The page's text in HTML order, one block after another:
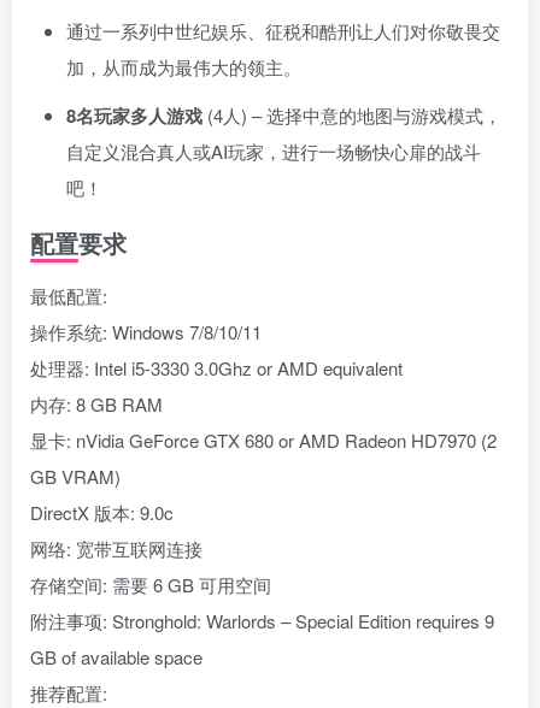
通过一系列中世纪娱乐、征税和酷刑让人们对你敬畏交
加，从而成为最伟大的领主。
8名玩家多人游戏 (4人) – 选择中意的地图与游戏模式，
自定义混合真人或AI玩家，进行一场畅快心扉的战斗
吧！
配置要求
最低配置:
操作系统: Windows 7/8/10/11
处理器: Intel i5-3330 3.0Ghz or AMD equivalent
内存: 8 GB RAM
显卡: nVidia GeForce GTX 680 or AMD Radeon HD7970 (2
GB VRAM)
DirectX 版本: 9.0c
网络: 宽带互联网连接
存储空间: 需要 6 GB 可用空间
附注事项: Stronghold: Warlords – Special Edition requires 9
GB of available space
推荐配置: